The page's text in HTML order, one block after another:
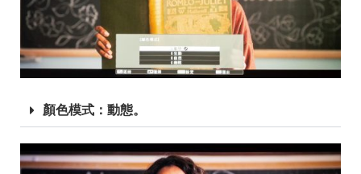
顏色模式：動態。